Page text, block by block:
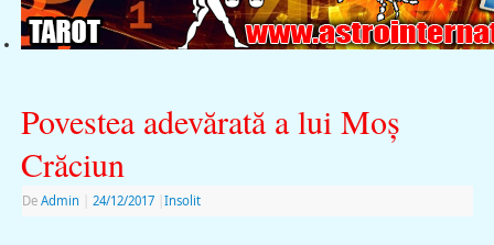
Povestea adevărată a lui Moş
Crăciun
De Admin 24/12/2017 Insolit